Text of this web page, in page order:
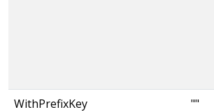
WithPrefixKey
""